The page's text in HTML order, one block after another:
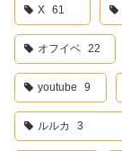
X 61
オフイベ 22
youtube 9
ルルカ 3